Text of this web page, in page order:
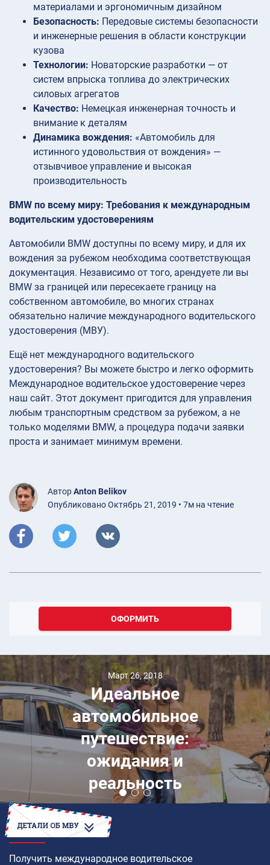
материалами и эргономичным дизайном
Безопасность: Передовые системы безопасности
и инженерные решения в области конструкции
кузова
Технологии: Новаторские разработки — от
систем впрыска топлива до электрических
силовых агрегатов
Качество: Немецкая инженерная точность и
внимание к деталям
Динамика вождения: «Автомобиль для
истинного удовольствия от вождения» —
отзывчивое управление и высокая
производительность
BMW по всему миру: Требования к международным
водительским удостоверениям
Автомобили BMW доступны по всему миру, и для их
вождения за рубежом необходима соответствующая
документация. Независимо от того, арендуете ли вы
BMW за границей или пересекаете границу на
собственном автомобиле, во многих странах
обязательно наличие международного водительского
удостоверения (МВУ).
Ещё нет международного водительского
удостоверения? Вы можете быстро и легко оформить
Международное водительское удостоверение через
наш сайт. Этот документ пригодится для управления
любым транспортным средством за рубежом, а не
только моделями BMW, а процедура подачи заявки
проста и занимает минимум времени.
АвторAnton Belikov
Опубликовано Октябрь 21, 2019 • 7м на чтение
ОФОРМИТЬ
Март 26, 2018
Идеальное
автомобильное
путешествие:
ожидания и
реальность
КАК
Получить международное водительское